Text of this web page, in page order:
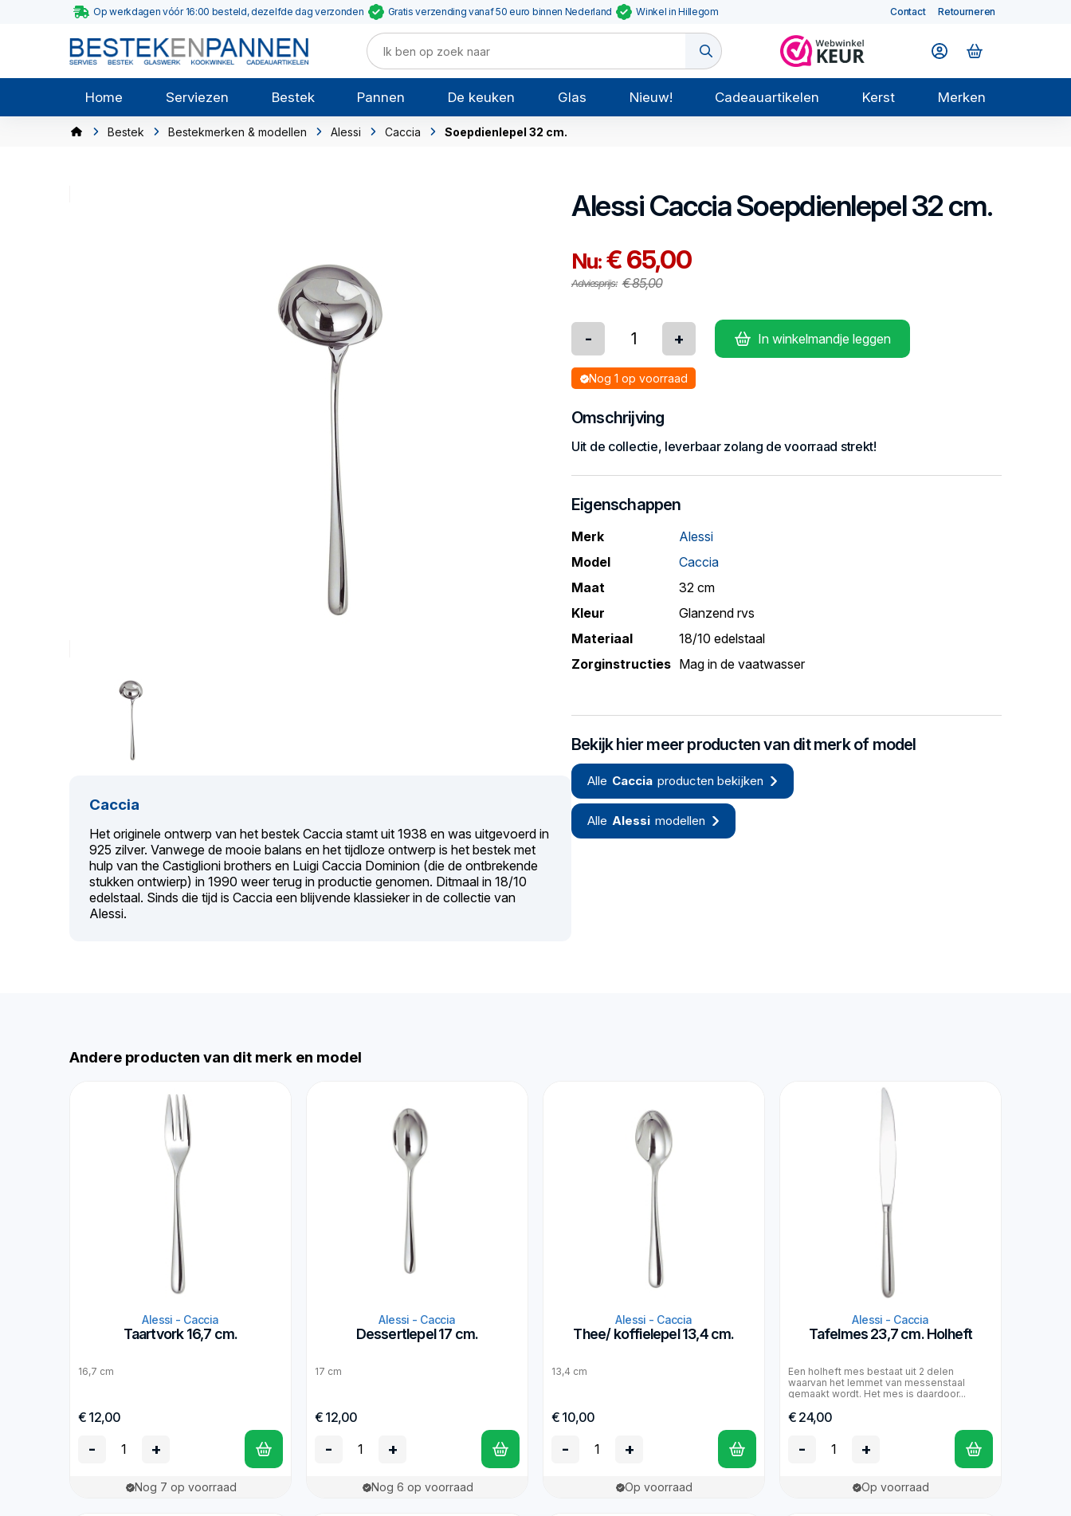
Op werkdagen vóór 16:00 besteld, dezelfde dag verzonden Gratis verzending vanaf 50 euro binnen Nederland Winkel in Hillegom Contact Retourneren
Home Serviezen Bestek Pannen De keuken Glas Nieuw! Cadeauartikelen Kerst Merken
Bestek Bestekmerken & modellen Alessi Caccia Soepdienlepel 32 cm.
Caccia
Het originele ontwerp van het bestek Caccia stamt uit 1938 en was uitgevoerd in
925 zilver. Vanwege de mooie balans en het tijdloze ontwerp is het bestek met
hulp van the Castiglioni brothers en Luigi Caccia Dominion (die de ontbrekende
stukken ontwierp) in 1990 weer terug in productie genomen. Ditmaal in 18/10
edelstaal. Sinds die tijd is Caccia een blijvende klassieker in de collectie van
Alessi.
AlessiCacciaSoepdienlepel 32 cm.
Nu:€ 65,00
Adviesprijs: € 85,00
- + In winkelmandje leggen
Nog 1 op voorraad
Omschrijving
Uit de collectie, leverbaar zolang de voorraad strekt!
Eigenschappen
Merk
Alessi
Model
Caccia
Maat
32 cm
Kleur
Glanzend rvs
Materiaal
18/10 edelstaal
Zorginstructies Mag in de vaatwasser
Bekijk hier meer producten van dit merk of model
Alle Caccia producten bekijken
Alle Alessi modellen
Andere producten van dit merk en model
Alessi - Caccia
Taartvork 16,7 cm.
16,7 cm
€ 12,00
- +
Nog 7 op voorraad
Alessi - Caccia
Dessertlepel 17 cm.
17 cm
€ 12,00
- +
Nog 6 op voorraad
Alessi - Caccia
Thee/ koffielepel 13,4 cm.
13,4 cm
€ 10,00
- +
Op voorraad
Alessi - Caccia
Tafelmes 23,7 cm. Holheft
Een holheft mes bestaat uit 2 delen
waarvan het lemmet van messenstaal
gemaakt wordt. Het mes is daardoor...
€ 24,00
- +
Op voorraad